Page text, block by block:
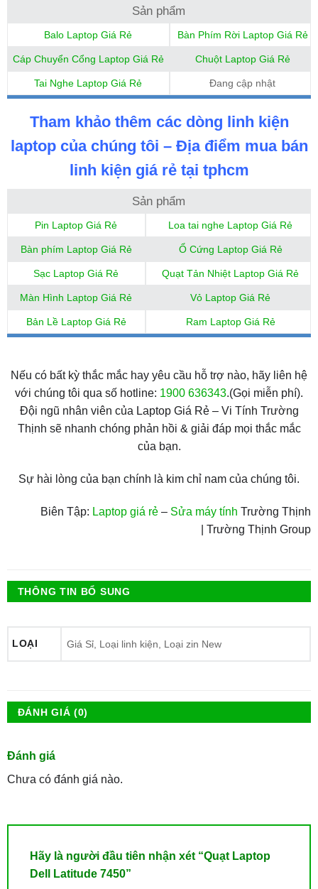
Sản phẩm
Balo Laptop Giá Rẻ Bàn Phím Rời Laptop Giá Rẻ
Cáp Chuyển Cổng Laptop Giá Rẻ Chuột Laptop Giá Rẻ
Tai Nghe Laptop Giá Rẻ Đang cập nhật
Tham khảo thêm các dòng linh kiện
laptop của chúng tôi – Địa điểm mua bán
linh kiện giá rẻ tại tphcm
Sản phẩm
Pin Laptop Giá Rẻ Loa tai nghe Laptop Giá Rẻ
Bàn phím Laptop Giá Rẻ Ổ Cứng Laptop Giá Rẻ
Sạc Laptop Giá Rẻ Quạt Tản Nhiệt Laptop Giá Rẻ
Màn Hình Laptop Giá Rẻ Vỏ Laptop Giá Rẻ
Bản Lề Laptop Giá Rẻ Ram Laptop Giá Rẻ
Nếu có bất kỳ thắc mắc hay yêu cầu hỗ trợ nào, hãy liên hệ
với chúng tôi qua số hotline: 1900 636343.(Gọi miễn phí).
Đội ngũ nhân viên của Laptop Giá Rẻ – Vi Tính Trường
Thịnh sẽ nhanh chóng phản hồi & giải đáp mọi thắc mắc
của bạn.
Sự hài lòng của bạn chính là kim chỉ nam của chúng tôi.
Biên Tập: Laptop giá rẻ – Sửa máy tính Trường Thịnh
| Trường Thịnh Group
THÔNG TIN BỔ SUNG
LOẠI Giá Sỉ, Loại linh kiện, Loại zin New
ĐÁNH GIÁ (0)
Đánh giá
Chưa có đánh giá nào.
Hãy là người đầu tiên nhận xét “Quạt Laptop
Dell Latitude 7450”